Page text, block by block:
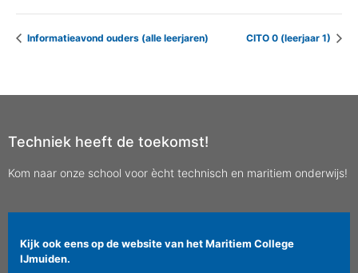
Informatieavond ouders (alle leerjaren) CITO 0 (leerjaar 1)
Techniek heeft de toekomst!
Kom naar onze school voor ècht technisch en maritiem onderwijs!
Kijk ook eens op de website van het Maritiem College
IJmuiden.